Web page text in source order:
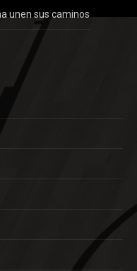
unen sus caminos